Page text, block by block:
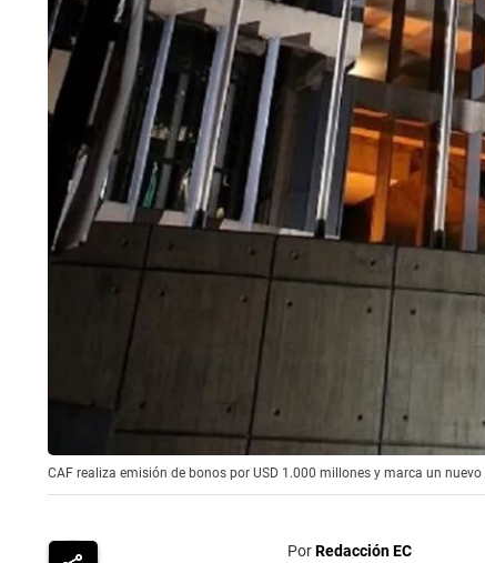
CAF realiza emisión de bonos por USD 1.000 millones y marca un nuevo
PorRedacción EC